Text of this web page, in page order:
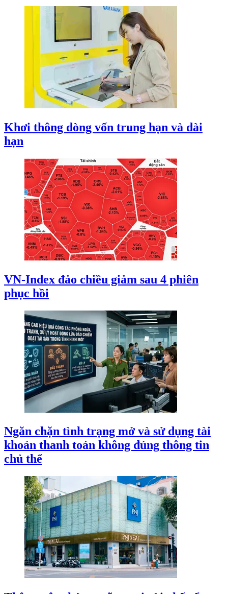
Khơi thông dòng vốn trung hạn và dài
hạn
VN-Index đảo chiều giảm sau 4 phiên
phục hồi
Ngăn chặn tình trạng mở và sử dụng tài
khoản thanh toán không đúng thông tin
chủ thể